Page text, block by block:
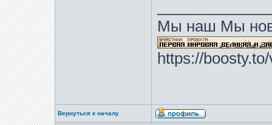
Мы наш Мы
https://
Вернуться к началу